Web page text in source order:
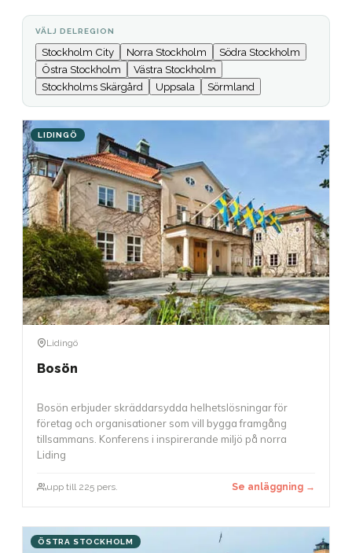
VÄLJ DELREGION
Stockholm City Norra Stockholm
Södra Stockholm
Östra Stockholm
Västra Stockholm
Stockholms Skärgård
Uppsala Sörmland
LIDINGÖ
Lidingö
Bosön
Bosön erbjuder skräddarsydda helhetslösningar för
företag och organisationer som vill bygga framgång
tillsammans. Konferens i inspirerande miljö på norra
Liding
upp till 225 pers. Se anläggning →
ÖSTRA STOCKHOLM